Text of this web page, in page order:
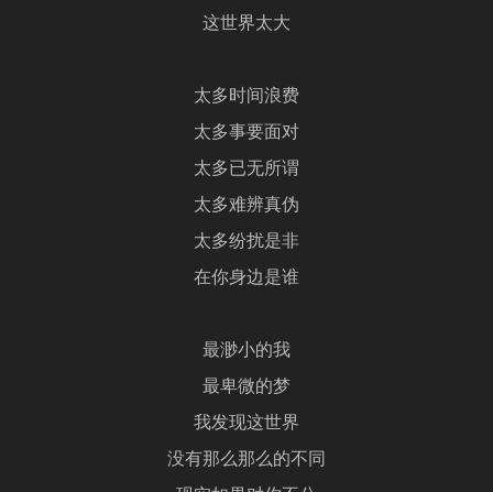
这世界太大
太多时间浪费
太多事要面对
太多已无所谓
太多难辨真伪
太多纷扰是非
在你身边是谁
最渺小的我
最卑微的梦
我发现这世界
没有那么那么的不同